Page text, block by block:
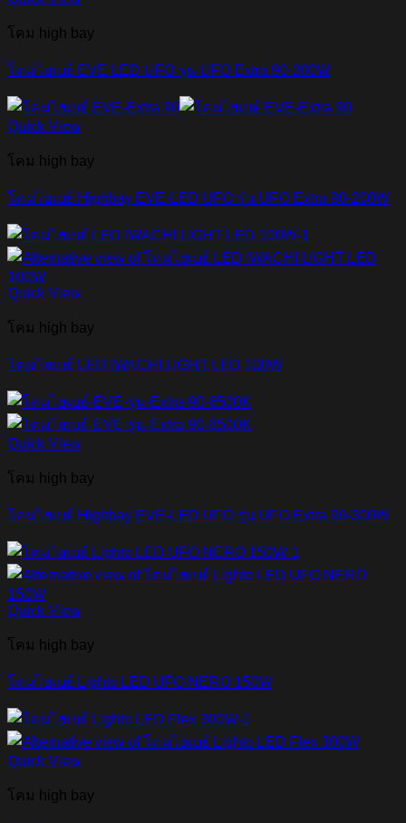
โคม high bay
โคมไฮเบย์ EVE LED UFO รุ่น UFO Extra 90-200W
Quick View
โคม high bay
โคมไฮเบย์ Highbay EVE-LED UFO รุ่น UFO Extra 90-200W
Quick View
โคม high bay
โคมไฮเบย์ LED IWACHI LIGHT LED 100W
Quick View
โคม high bay
โคมไฮเบย์ Highbay EVE-LED UFO รุ่น UFO Extra 90-300W
Quick View
โคม high bay
โคมไฮเบย์ Lighto LED UFO NERO 150W
Quick View
โคม high bay